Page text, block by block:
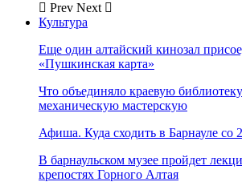
Prev Next
Культура
Еще один алтайский кинозал
«Пушкинская карта»
Что объединяло краевую
механическую мастерскую
Афиша. Куда сходить в Барнауле со
В барнаульском музее пройдет
крепостях Горного Алтая